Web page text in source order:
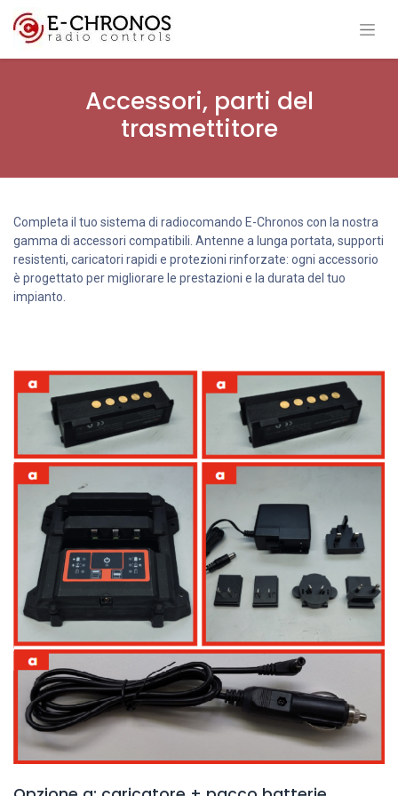
Accessori, parti del
trasmettitore
Completa il tuo sistema di radiocomando E-Chronos con la nostra
gamma di accessori compatibili. Antenne a lunga portata, supporti
resistenti, caricatori rapidi e protezioni rinforzate: ogni accessorio
è progettato per migliorare le prestazioni e la durata del tuo
impianto.